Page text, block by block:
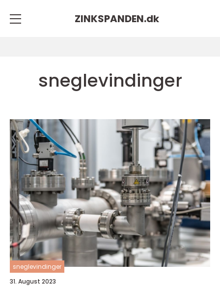
ZINKSPANDEN.dk
sneglevindinger
sneglevindinger
31. August 2023